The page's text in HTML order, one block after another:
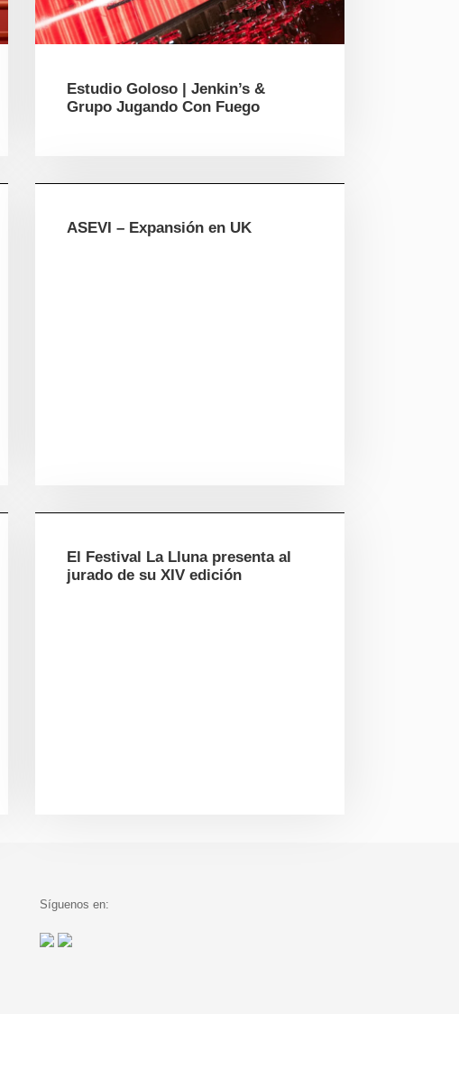
Estudio Goloso | Jenkin’s &
Grupo Jugando Con Fuego
ASEVI – Expansión en UK
El Festival La Lluna presenta al
jurado de su XIV edición
Síguenos en: